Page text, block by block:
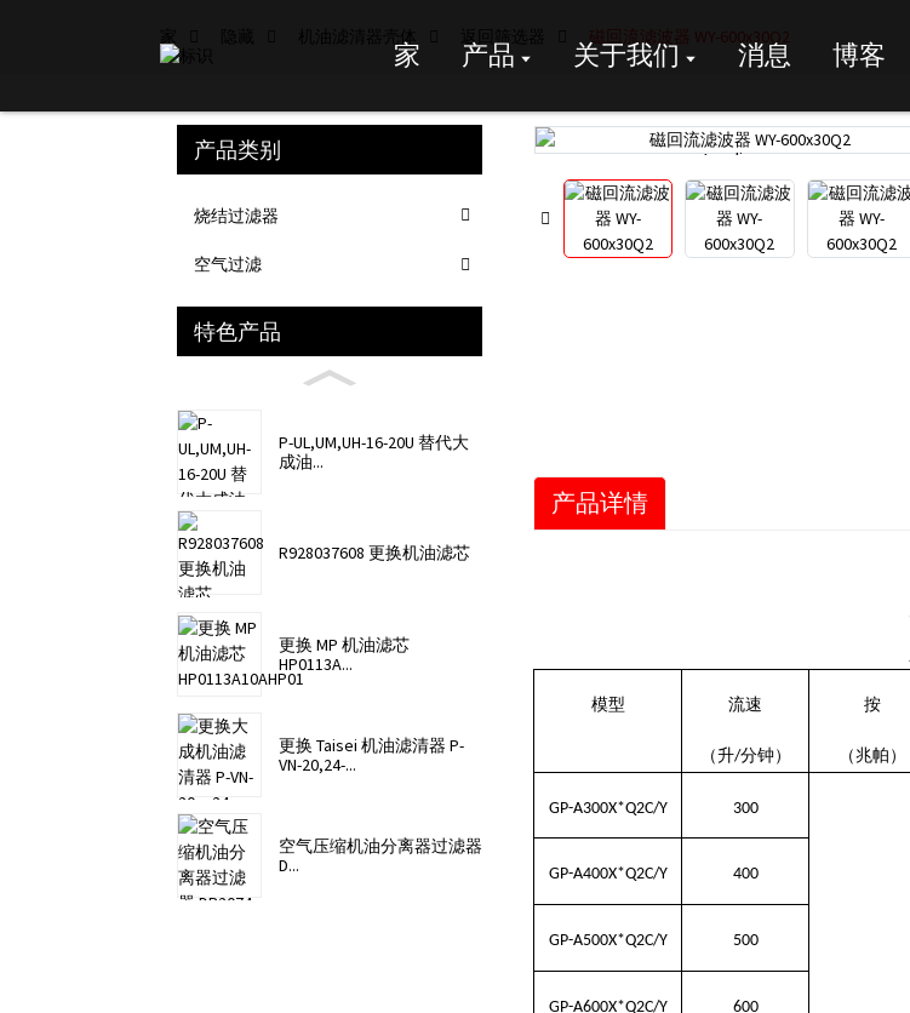
家 产品 关于我们 消息 博客
机油滤清器壳体 返回筛选器 磁回流滤波器 WY-600x30Q2
产品类别
烧结过滤器
空气过滤
特色产品
P-UL,UM,UH-16-20U 替代大
成油...
R928037608 更换机油滤芯
更换 MP 机油滤芯
HP0113A...
更换 Taisei 机油滤清器 P-
VN-20,24-...
空气压缩机油分离器过滤器
D...
Loading...
Loading... Loading...
Loading...
产品详情
模型 流速
（升/分钟）
按
（兆帕）
GP-A300X*Q2C/Y 300
GP-A400X*Q2C/Y 400
GP-A500X*Q2C/Y 500
GP-A600X*Q2C/Y 600